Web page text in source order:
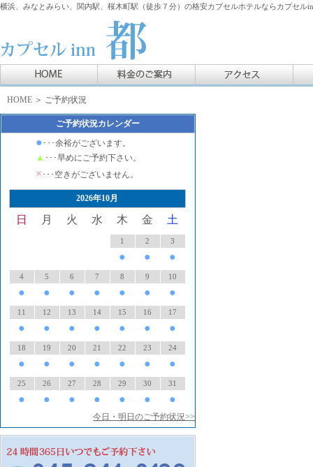
横浜、みなとみらい、関内駅、桜木町駅（徒歩７分）の格安カプセルホテルならカプセル
HOME ＞ ご予約状況
ご予約状況カレンダー
● ･･･余裕がございます。
▲ ･･･早めにご予約下さい。
× ･･･空きがございません。
2026年10月
日 月 火 水 木 金 土
1
●
2
●
3
●
4
●
5
●
6
●
7
●
8
●
9
●
10
●
11
●
12
●
13
●
14
●
15
●
16
●
17
●
18
●
19
●
20
●
21
●
22
●
23
●
24
●
25
●
26
●
27
●
28
●
29
●
30
●
31
●
今日・明日のご予約状況>>